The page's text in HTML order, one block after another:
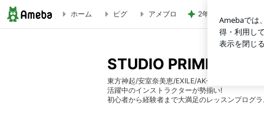
◆◆1月の体験レッスン◆◆ | STUDIO PRIME 若葉校
ホーム ピグ アメブロ 2年ぶりに食べた期
STUDIO PRIME 若葉校
東方神起/安室奈美恵/EXILE/AK-69などのバック
活躍中のインストラクターが勢揃い!
初心者から経験者まで大満足のレッスンプログラ